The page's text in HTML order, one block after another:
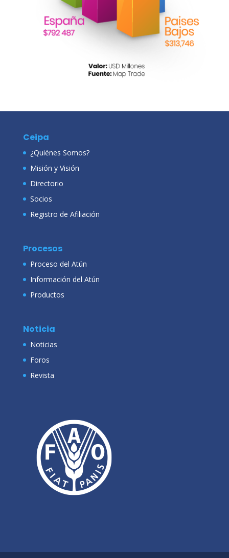
Ceipa
¿Quiénes Somos?
Misión y Visión
Directorio
Socios
Registro de Afiliación
Procesos
Proceso del Atún
Información del Atún
Productos
Noticia
Noticias
Foros
Revista